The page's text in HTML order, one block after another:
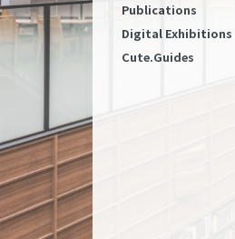
Publications
Digital Exhibitions
Cute.Guides